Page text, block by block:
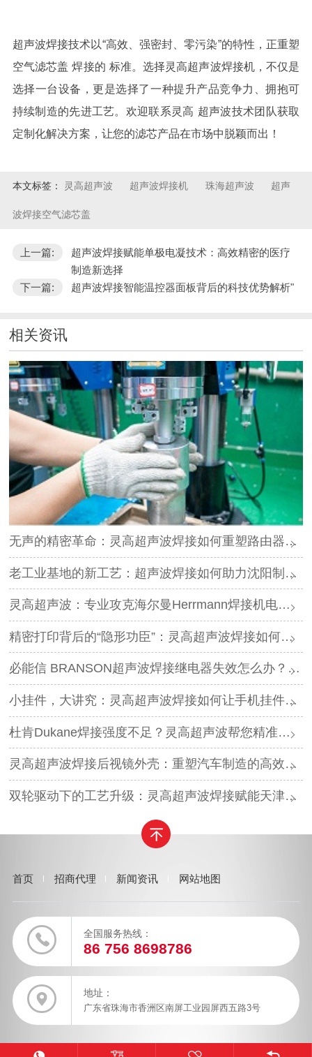
超声波焊接技术以“高效、强密封、零污染”的特性，正重塑
空气滤芯盖 焊接的 标准。选择灵高超声波焊接机，不仅是
选择一台设备，更是选择了一种提升产品竞争力、拥抱可
持续制造的先进工艺。欢迎联系灵高 超声波技术团队获取
定制化解决方案，让您的滤芯产品在市场中脱颖而出！
本文标签： 灵高超声波 超声波焊接机 珠海超声波 超声
波焊接空气滤芯盖
上一篇:
超声波焊接赋能单极电凝技术：高效精密的医疗
制造新选择
下一篇:
超声波焊接智能温控器面板背后的科技优势解析"
相关资讯
无声的精密革命：灵高超声波焊接如何重塑路由器外壳制造？
老工业基地的新工艺：超声波焊接如何助力沈阳制造转型？
灵高超声波：专业攻克海尔曼Herrmann焊接机电路板短路难题
精密打印背后的“隐形功臣”：灵高超声波焊接如何让喷墨头支架更可靠？
必能信 BRANSON超声波焊接继电器失效怎么办？灵高超声波“四步维修法”精准破局
小挂件，大讲究：灵高超声波焊接如何让手机挂件更“抗造”？
杜肯Dukane焊接强度不足？灵高超声波帮您精准破局
灵高超声波焊接后视镜外壳：重塑汽车制造的高效与美学
双轮驱动下的工艺升级：灵高超声波焊接赋能天津汽车与电子产业
首页 招商代理 新闻资讯 网站地图
全国服务热线：
86 756 8698786
地址：
广东省珠海市香洲区南屏工业园屏西五路3号